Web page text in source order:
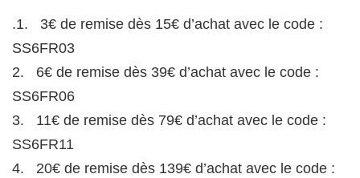
.1. 3€ de remise dès 15€ d’achat avec le code :
SS6FR03
2. 6€ de remise dès 39€ d’achat avec le code :
SS6FR06
3. 11€ de remise dès 79€ d’achat avec le code :
SS6FR11
4. 20€ de remise dès 139€ d’achat avec le code :